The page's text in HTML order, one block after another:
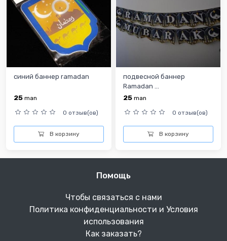
синий баннер ramadan
25 man
0 отзыв(ов)
В корзину
подвесной баннер
Ramadan ...
25 man
0 отзыв(ов)
В корзину
Помощь
Чтобы связаться с нами
Политика конфиденциальности и Условия
использования
Как заказать?